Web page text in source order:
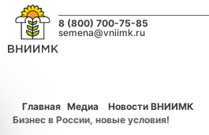
8 (800) 700-75-85
semena@vniimk.ru
Главная Медиа
Новости ВНИИМК
Бизнес в России, новые условия!